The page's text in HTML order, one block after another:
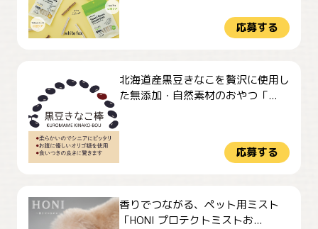
応募する
北海道産黒豆きなこを贅沢に使用し
た無添加・自然素材のおやつ「...
応募する
香りでつながる、ペット用ミスト
「HONI プロテクトミストお...